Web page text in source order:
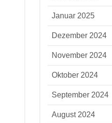
Januar 2025
Dezember 2024
November 2024
Oktober 2024
September 2024
August 2024